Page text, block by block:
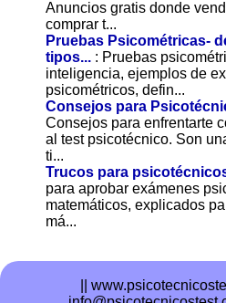
Anuncios gratis donde
comprar t...
Pruebas Psicométricas-
tipos... : Pruebas
inteligencia, ejemplos de
psicométricos, defin...
Consejos para
Consejos para enfrentarte
al test psicotécnico. Son
ti...
Trucos para
para aprobar exámenes
matemáticos, explicados
má...
||